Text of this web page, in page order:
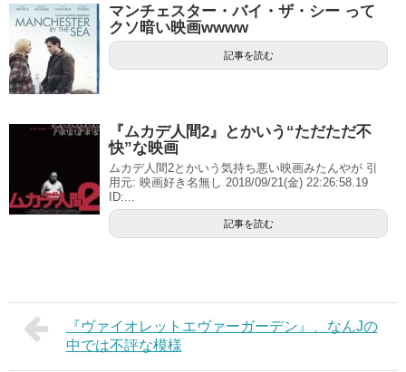
マンチェスター・バイ・ザ・シー って
クソ暗い映画wwww
記事を読む
『ムカデ人間2』とかいう“ただただ不
快”な映画
ムカデ人間2とかいう気持ち悪い映画みたんやが 引
用元: 映画好き名無し 2018/09/21(金) 22:26:58.19
ID:...
記事を読む
『ヴァイオレットエヴァーガーデン』、なんJの
中では不評な模様